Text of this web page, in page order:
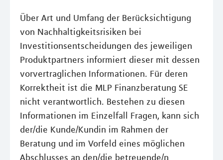
Über Art und Umfang der Berücksichtigung
von Nachhaltigkeitsrisiken bei
Investitionsentscheidungen des jeweiligen
Produktpartners informiert dieser mit dessen
vorvertraglichen Informationen. Für deren
Korrektheit ist die MLP Finanzberatung SE
nicht verantwortlich. Bestehen zu diesen
Informationen im Einzelfall Fragen, kann sich
der/die Kunde/Kundin im Rahmen der
Beratung und im Vorfeld eines möglichen
Abschlusses an den/die betreuende/n